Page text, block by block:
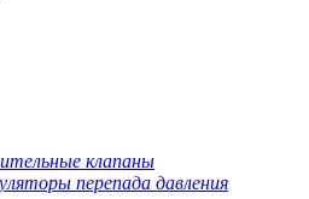
клапаны
перепада давления